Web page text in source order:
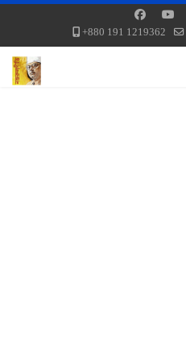
+880 191 1219362